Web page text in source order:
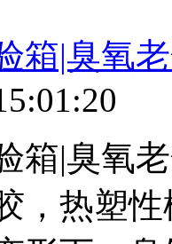
箱|臭氧
箱|臭氧
，热塑